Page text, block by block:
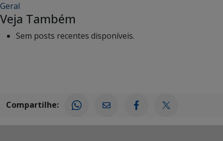
Geral
Veja Também
Sem posts recentes disponíveis.
Compartilhe: